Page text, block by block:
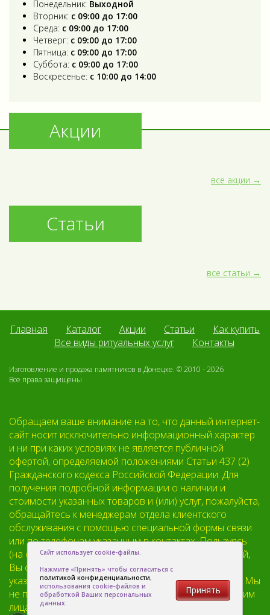
Понедельник: Выходной
Вторник: с 09:00 до 17:00
Среда: с 09:00 до 17:00
Четверг: с 09:00 до 17:00
Пятница: с 09:00 до 17:00
Суббота: с 09:00 до 17:00
Воскресенье: с 10:00 до 14:00
Акции
все акции
Статьи
все статьи
Главная Каталог Акции Статьи
Как купить
Все виды ритуальных услуг
Контакты
Изготовление и продажа памятников в Донецке. © 2010 - 2026
Все права защищены
Обращаем ваше внимание на то, что данный интернет-
сайт носит исключительно информационный характер
и ни при каких условиях не является публичной
офертой, определяемой положениями Статьи 437 (2)
Гражданского кодекса Российской Федерации. Для
получения подробной информации о наличии и
стоимости указанных товаров и (или) услуг, пожалуйста,
обращайтесь к менеджерам отдела клиентского
обслуживания с помощью специальной формы связи
или по телефонам указанным в контактах. Пользуясь
(на сайте) формой обратной связи или регистрацией,
Вы соглашаетесь с тем что мы будем хранить
указанную Вами, Вашу персональную информацию. Мы
не предоставляем Вашу личную информацию третьим
лицам, кроме случаев предусмотренных
Сайт использует cookie-файлы.
Нажмите «Принять» чтобы согласиться с
политикой конфиденциальности,
использования cookie-файлов и
обработкой Ваших персональных
данных.
Принять